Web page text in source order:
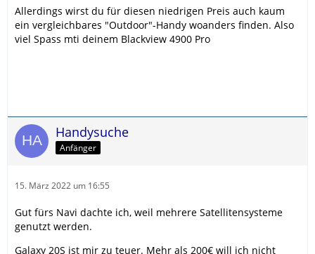
Allerdings wirst du für diesen niedrigen Preis auch kaum
ein vergleichbares "Outdoor"-Handy woanders finden. Also
viel Spass mti deinem Blackview 4900 Pro
Handysuche
Anfänger
15. März 2022 um 16:55
Gut fürs Navi dachte ich, weil mehrere Satellitensysteme
genutzt werden.
Galaxy 20S ist mir zu teuer. Mehr als 200€ will ich nicht